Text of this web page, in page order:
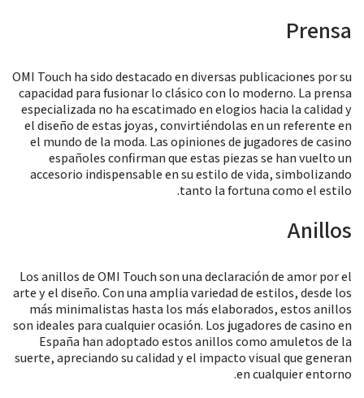
Prensa
OMI Touch ha sido destacado en diversas publicaciones por su
capacidad para fusionar lo clásico con lo moderno. La prensa
especializada no ha escatimado en elogios hacia la calidad y
el diseño de estas joyas, convirtiéndolas en un referente en
el mundo de la moda. Las opiniones de jugadores de casino
españoles confirman que estas piezas se han vuelto un
accesorio indispensable en su estilo de vida, simbolizando
tanto la fortuna como el estilo.
Anillos
Los anillos de OMI Touch son una declaración de amor por el
arte y el diseño. Con una amplia variedad de estilos, desde los
más minimalistas hasta los más elaborados, estos anillos
son ideales para cualquier ocasión. Los jugadores de casino en
España han adoptado estos anillos como amuletos de la
suerte, apreciando su calidad y el impacto visual que generan
en cualquier entorno.